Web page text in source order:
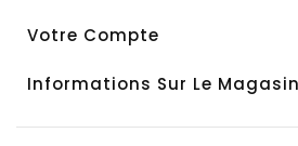
Votre Compte
Informations Sur Le Magasin